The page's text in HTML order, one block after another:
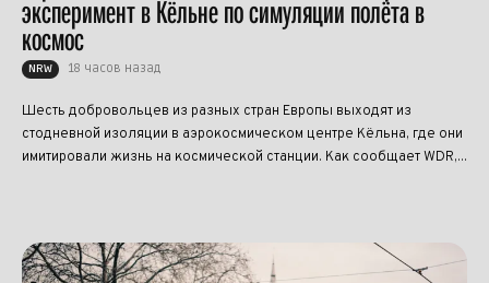
эксперимент в Кёльне по симуляции полёта в
космос
NRW 18 часов назад
Шесть добровольцев из разных стран Европы выходят из
стодневной изоляции в аэрокосмическом центре Кёльна, где они
имитировали жизнь на космической станции. Как сообщает WDR,...